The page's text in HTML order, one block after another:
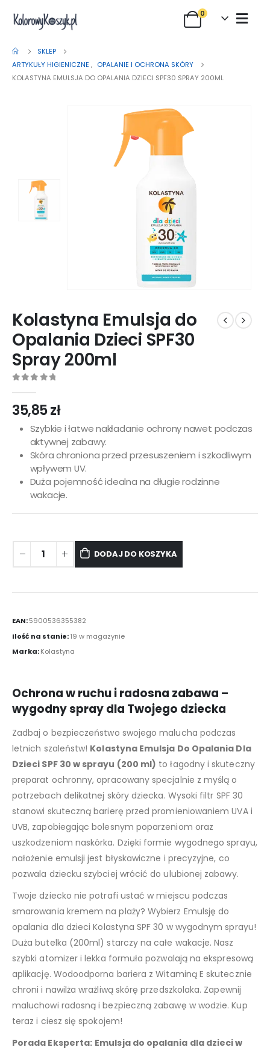
0
SKLEP
ARTYKUŁY HIGIENICZNE , OPALANIE I OCHRONA SKÓRY
KOLASTYNA EMULSJA DO OPALANIA DZIECI SPF30 SPRAY 200ML
Kolastyna Emulsja do
Opalania Dzieci SPF30
Spray 200ml
35,85zł
Szybkie i łatwe nakładanie ochrony nawet podczas
aktywnej zabawy.
Skóra chroniona przed przesuszeniem i szkodliwym
wpływem UV.
Duża pojemność idealna na długie rodzinne
wakacje.
DODAJ DO KOSZYKA
EAN:5900536355382
Ilość na stanie:19 w magazynie
Marka:Kolastyna
Ochrona w ruchu i radosna zabawa –
wygodny spray dla Twojego dziecka
Zadbaj o bezpieczeństwo swojego malucha podczas
letnich szaleństw! Kolastyna Emulsja Do Opalania Dla
Dzieci SPF 30 w sprayu (200 ml) to łagodny i skuteczny
preparat ochronny, opracowany specjalnie z myślą o
potrzebach delikatnej skóry dziecka. Wysoki filtr SPF 30
stanowi skuteczną barierę przed promieniowaniem UVA i
UVB, zapobiegając bolesnym poparzeniom oraz
uszkodzeniom naskórka. Dzięki formie wygodnego sprayu,
nałożenie emulsji jest błyskawiczne i precyzyjne, co
pozwala dziecku szybciej wrócić do ulubionej zabawy.
Twoje dziecko nie potrafi ustać w miejscu podczas
smarowania kremem na plaży? Wybierz Emulsję do
opalania dla dzieci Kolastyna SPF 30 w wygodnym sprayu!
Duża butelka (200ml) starczy na całe wakacje. Nasz
szybki atomizer i lekka formuła pozwalają na ekspresową
aplikację. Wodoodporna bariera z Witaminą E skutecznie
chroni i nawilża wrażliwą skórę przedszkolaka. Zapewnij
maluchowi radosną i bezpieczną zabawę w wodzie. Kup
teraz i ciesz się spokojem!
Porada Eksperta: Emulsja do opalania dla dzieci w